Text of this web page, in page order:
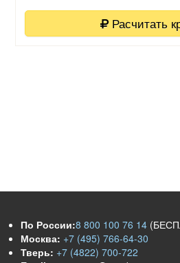
Расчитать
По России:8 800 100 76 14
Москва: +7 (495) 766-64-30
Тверь: +7 (4822) 700-722